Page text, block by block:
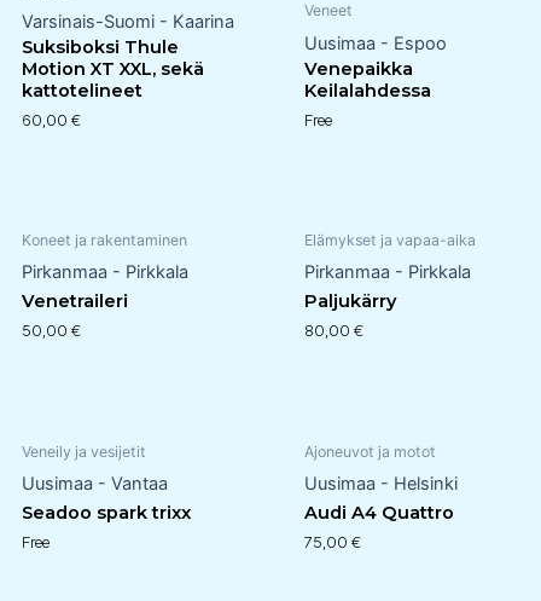
Varsinais-Suomi - Kaarina
Suksiboksi Thule
Motion XT XXL, sekä
kattotelineet
60,00 €
Veneet
Uusimaa - Espoo
Venepaikka
Keilalahdessa
Free
Koneet ja rakentaminen
Pirkanmaa - Pirkkala
Venetraileri
50,00 €
Elämykset ja vapaa-aika
Pirkanmaa - Pirkkala
Paljukärry
80,00 €
Veneily ja vesijetit
Uusimaa - Vantaa
Seadoo spark trixx
Free
Ajoneuvot ja motot
Uusimaa - Helsinki
Audi A4 Quattro
75,00 €